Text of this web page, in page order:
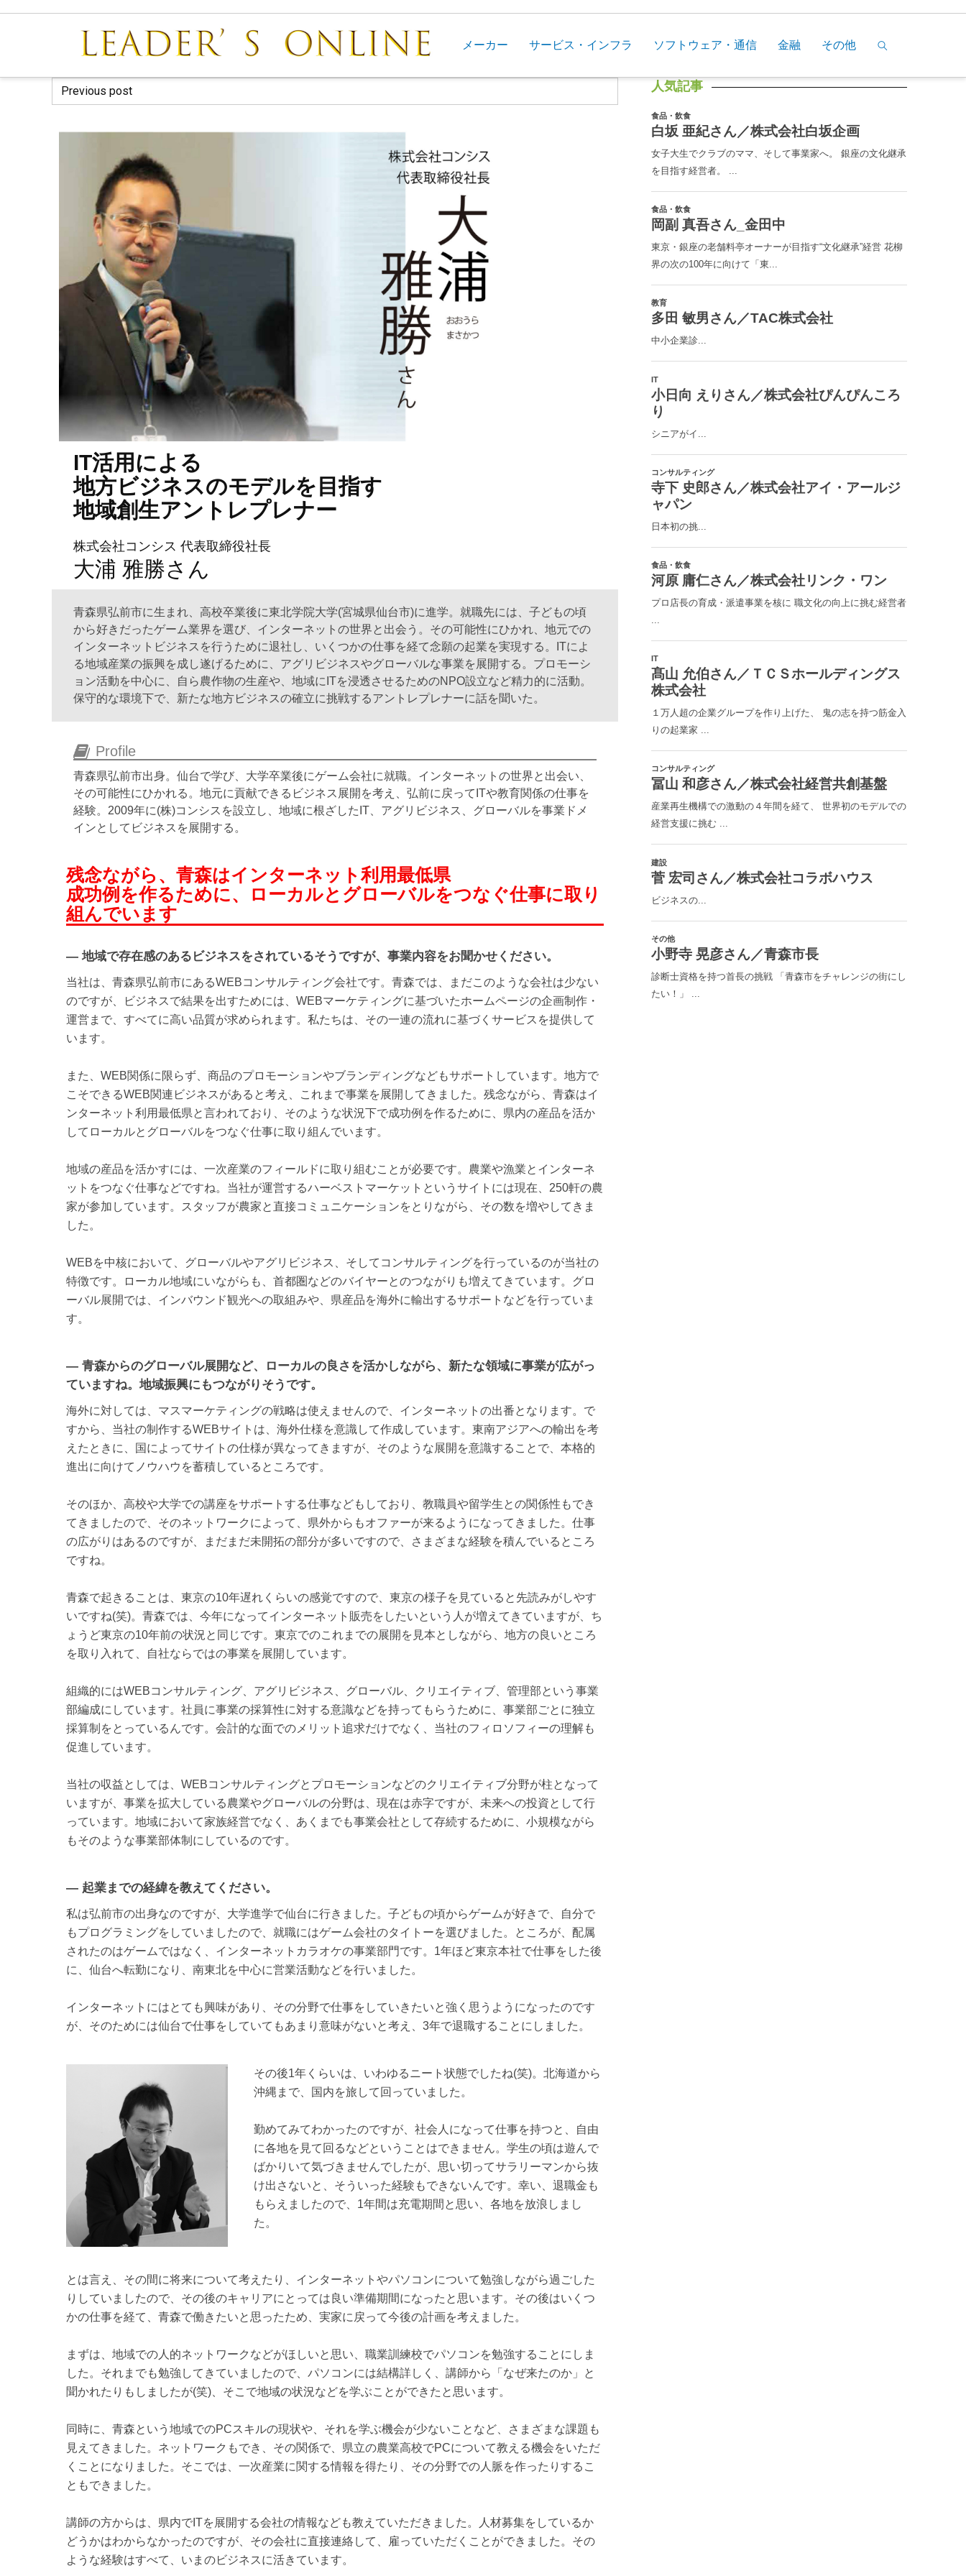
メーカー サービス・インフラ ソフトウェア・通信 金融 その他
Previous post
IT活用による
地方ビジネスのモデルを目指す
地域創生アントレプレナー
株式会社コンシス 代表取締役社長
大浦 雅勝さん
青森県弘前市に生まれ、高校卒業後に東北学院大学(宮城県仙台市)に進学。就職先には、子どもの頃
から好きだったゲーム業界を選び、インターネットの世界と出会う。その可能性にひかれ、地元での
インターネットビジネスを行うために退社し、いくつかの仕事を経て念願の起業を実現する。ITによ
る地域産業の振興を成し遂げるために、アグリビジネスやグローバルな事業を展開する。プロモーシ
ョン活動を中心に、自ら農作物の生産や、地域にITを浸透させるためのNPO設立など精力的に活動。
保守的な環境下で、新たな地方ビジネスの確立に挑戦するアントレプレナーに話を聞いた。
Profile
青森県弘前市出身。仙台で学び、大学卒業後にゲーム会社に就職。インターネットの世界と出会い、
その可能性にひかれる。地元に貢献できるビジネス展開を考え、弘前に戻ってITや教育関係の仕事を
経験。2009年に(株)コンシスを設立し、地域に根ざしたIT、アグリビジネス、グローバルを事業ドメ
インとしてビジネスを展開する。
残念ながら、青森はインターネット利用最低県
成功例を作るために、ローカルとグローバルをつなぐ仕事に取り
組んでいます
— 地域で存在感のあるビジネスをされているそうですが、事業内容をお聞かせください。
当社は、青森県弘前市にあるWEBコンサルティング会社です。青森では、まだこのような会社は少ない
のですが、ビジネスで結果を出すためには、WEBマーケティングに基づいたホームページの企画制作・
運営まで、すべてに高い品質が求められます。私たちは、その一連の流れに基づくサービスを提供して
います。
また、WEB関係に限らず、商品のプロモーションやブランディングなどもサポートしています。地方で
こそできるWEB関連ビジネスがあると考え、これまで事業を展開してきました。残念ながら、青森はイ
ンターネット利用最低県と言われており、そのような状況下で成功例を作るために、県内の産品を活か
してローカルとグローバルをつなぐ仕事に取り組んでいます。
地域の産品を活かすには、一次産業のフィールドに取り組むことが必要です。農業や漁業とインターネ
ットをつなぐ仕事などですね。当社が運営するハーベストマーケットというサイトには現在、250軒の農
家が参加しています。スタッフが農家と直接コミュニケーションをとりながら、その数を増やしてきま
した。
WEBを中核において、グローバルやアグリビジネス、そしてコンサルティングを行っているのが当社の
特徴です。ローカル地域にいながらも、首都圏などのバイヤーとのつながりも増えてきています。グロ
ーバル展開では、インバウンド観光への取組みや、県産品を海外に輸出するサポートなどを行っていま
す。
— 青森からのグローバル展開など、ローカルの良さを活かしながら、新たな領域に事業が広がっ
ていますね。地域振興にもつながりそうです。
海外に対しては、マスマーケティングの戦略は使えませんので、インターネットの出番となります。で
すから、当社の制作するWEBサイトは、海外仕様を意識して作成しています。東南アジアへの輸出を考
えたときに、国によってサイトの仕様が異なってきますが、そのような展開を意識することで、本格的
進出に向けてノウハウを蓄積しているところです。
そのほか、高校や大学での講座をサポートする仕事などもしており、教職員や留学生との関係性もでき
てきましたので、そのネットワークによって、県外からもオファーが来るようになってきました。仕事
の広がりはあるのですが、まだまだ未開拓の部分が多いですので、さまざまな経験を積んでいるところ
ですね。
青森で起きることは、東京の10年遅れくらいの感覚ですので、東京の様子を見ていると先読みがしやす
いですね(笑)。青森では、今年になってインターネット販売をしたいという人が増えてきていますが、ち
ょうど東京の10年前の状況と同じです。東京でのこれまでの展開を見本としながら、地方の良いところ
を取り入れて、自社ならではの事業を展開しています。
組織的にはWEBコンサルティング、アグリビジネス、グローバル、クリエイティブ、管理部という事業
部編成にしています。社員に事業の採算性に対する意識などを持ってもらうために、事業部ごとに独立
採算制をとっているんです。会計的な面でのメリット追求だけでなく、当社のフィロソフィーの理解も
促進しています。
当社の収益としては、WEBコンサルティングとプロモーションなどのクリエイティブ分野が柱となって
いますが、事業を拡大している農業やグローバルの分野は、現在は赤字ですが、未来への投資として行
っています。地域において家族経営でなく、あくまでも事業会社として存続するために、小規模ながら
もそのような事業部体制にしているのです。
— 起業までの経緯を教えてください。
私は弘前市の出身なのですが、大学進学で仙台に行きました。子どもの頃からゲームが好きで、自分で
もプログラミングをしていましたので、就職にはゲーム会社のタイトーを選びました。ところが、配属
されたのはゲームではなく、インターネットカラオケの事業部門です。1年ほど東京本社で仕事をした後
に、仙台へ転勤になり、南東北を中心に営業活動などを行いました。
インターネットにはとても興味があり、その分野で仕事をしていきたいと強く思うようになったのです
が、そのためには仙台で仕事をしていてもあまり意味がないと考え、3年で退職することにしました。
その後1年くらいは、いわゆるニート状態でしたね(笑)。北海道から
沖縄まで、国内を旅して回っていました。
勤めてみてわかったのですが、社会人になって仕事を持つと、自由
に各地を見て回るなどということはできません。学生の頃は遊んで
ばかりいて気づきませんでしたが、思い切ってサラリーマンから抜
け出さないと、そういった経験もできないんです。幸い、退職金も
もらえましたので、1年間は充電期間と思い、各地を放浪しまし
た。
とは言え、その間に将来について考えたり、インターネットやパソコンについて勉強しながら過ごした
りしていましたので、その後のキャリアにとっては良い準備期間になったと思います。その後はいくつ
かの仕事を経て、青森で働きたいと思ったため、実家に戻って今後の計画を考えました。
まずは、地域での人的ネットワークなどがほしいと思い、職業訓練校でパソコンを勉強することにしま
した。それまでも勉強してきていましたので、パソコンには結構詳しく、講師から「なぜ来たのか」と
聞かれたりもしましたが(笑)、そこで地域の状況などを学ぶことができたと思います。
同時に、青森という地域でのPCスキルの現状や、それを学ぶ機会が少ないことなど、さまざまな課題も
見えてきました。ネットワークもでき、その関係で、県立の農業高校でPCについて教える機会をいただ
くことになりました。そこでは、一次産業に関する情報を得たり、その分野での人脈を作ったりするこ
ともできました。
講師の方からは、県内でITを展開する会社の情報なども教えていただきました。人材募集をしているか
どうかはわからなかったのですが、その会社に直接連絡して、雇っていただくことができました。その
ような経験はすべて、いまのビジネスに活きています。
人気記事